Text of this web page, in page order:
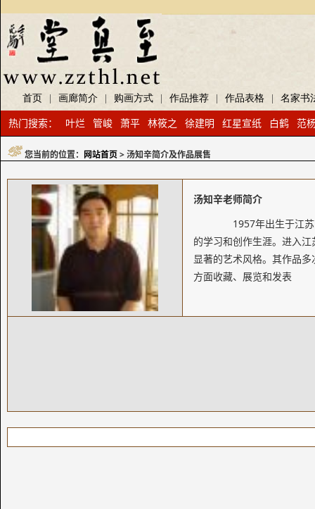
首页 画廊简介 购画方式 作品推荐 作品表格 名家书
热门搜索： 叶烂 管峻 萧平 林筱之 徐建明 红星宣纸 白鹤 范
您当前的位置： 网站首页> 汤知辛简介及作品展售
汤知辛老师简介
1957年出生于江苏
的学习和创作生涯。进入
显著的艺术风格。其作品
方面收藏、展览和发表